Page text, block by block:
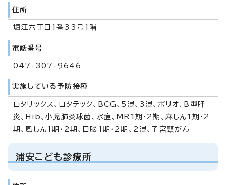
住所
堀江六丁目1番33号1階
電話番号
047-307-9646
実施している予防接種
ロタリックス、ロタテック、BCG、5混、3混、ポリオ、B型肝
炎、Hib、小児肺炎球菌、水痘、MR1期・2期、麻しん1期・2
期、風しん1期・2期、日脳1期・2期、2混、子宮頸がん
浦安こども診療所